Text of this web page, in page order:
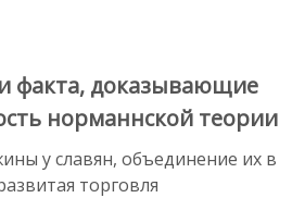
факта, доказывающие
норманнской теории
у славян, объединение их в
торговля